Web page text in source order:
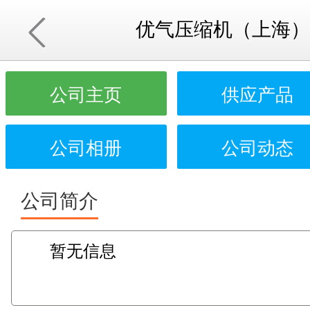
优气压缩机（上海
公司主页 供应产品
公司相册 公司动态
公司简介
暂无信息